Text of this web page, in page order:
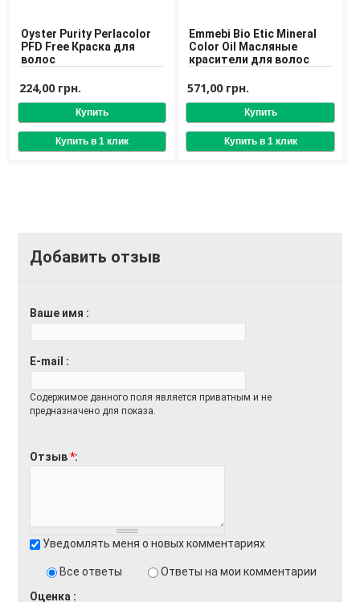
Oyster Purity Perlacolor
PFD Free Краска для
волос
224,00 грн.
Emmebi Bio Etic Mineral
Color Oil Масляные
красители для волос
571,00 грн.
Добавить отзыв
Ваше имя
E-mail
Содержимое данного поля является приватным и не
предназначено для показа.
Отзыв*
Уведомлять меня о новых комментариях
Все ответы
Ответы на мои комментарии
Оценка